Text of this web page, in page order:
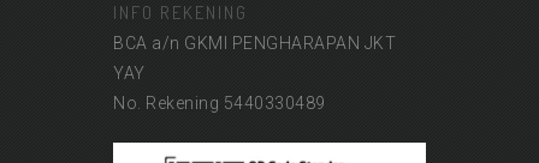
INFO REKENING
BCA a/n GKMI PENGHARAPAN JKT
YAY
No. Rekening 5440330489